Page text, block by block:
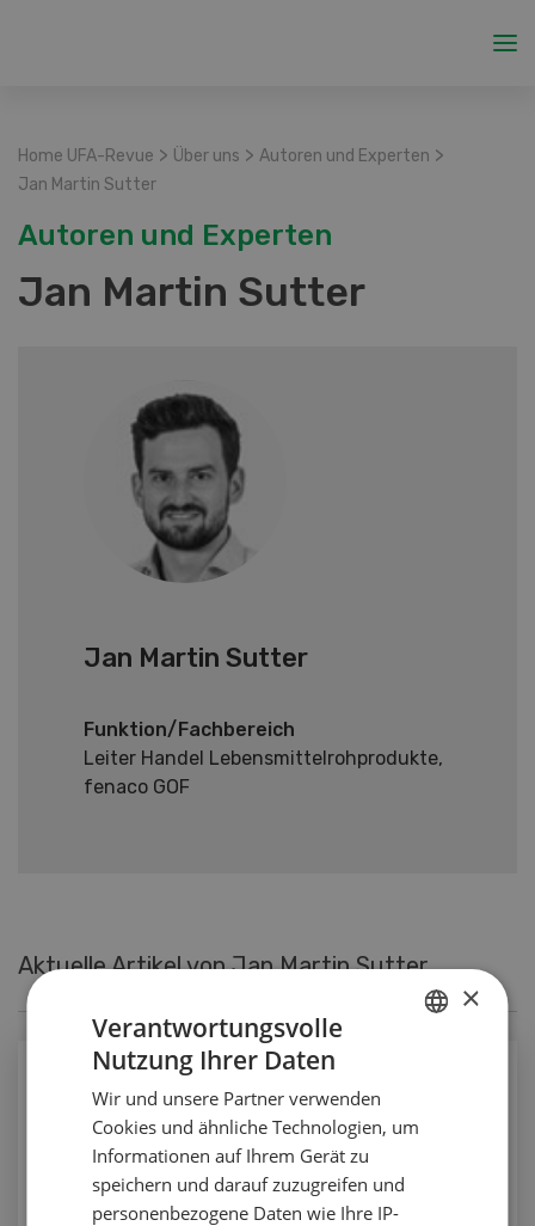
Home UFA-Revue > Über uns > Autoren und Experten >
Jan Martin Sutter
Autoren und Experten
Jan Martin Sutter
Jan Martin Sutter
Funktion/Fachbereich
Leiter Handel Lebensmittelrohprodukte,
fenaco GOF
Aktuelle Artikel von Jan Martin Sutter
Pflanzenbau
Die Qualität im Fokus
Pflanzenbau
ZUM ARTIKEL
×
Verantwortungsvolle
Nutzung Ihrer Daten
Wir und unsere Partner verwenden
Cookies und ähnliche Technologien, um
Informationen auf Ihrem Gerät zu
speichern und darauf zuzugreifen und
personenbezogene Daten wie Ihre IP-